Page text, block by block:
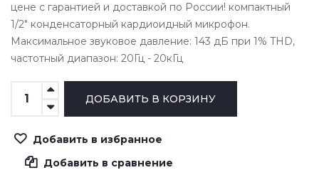
цене с гарантией и доставкой по России! компактный
1/2" конденсаторный кардиоидный микрофон.
Максимальное звуковое давление: 143 дБ при 1% THD,
частотный диапазон: 20Гц - 20кГц
Добавить в избранное
Добавить в сравнение